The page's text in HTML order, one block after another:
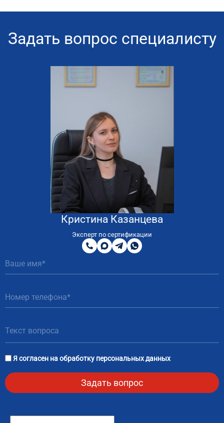
Задать вопрос специалисту
Кристина Казанцева
Эксперт по сертификации
8
800
200
51
MAXTelegram
WhatsApp
Я согласен наобработку персональных данных